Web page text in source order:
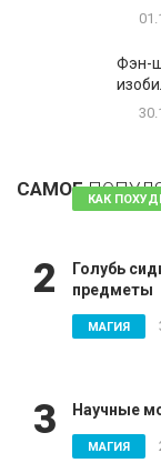
Фэн-
САМОЕ КАК
2
Голубь
предметы
МАГИЯ
3 Научные
МАГИЯ